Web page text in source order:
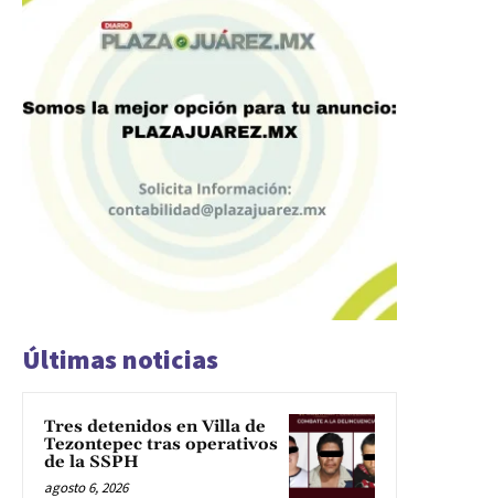
Últimas noticias
Tres detenidos en Villa de
Tezontepec tras operativos
de la SSPH
agosto 6, 2026